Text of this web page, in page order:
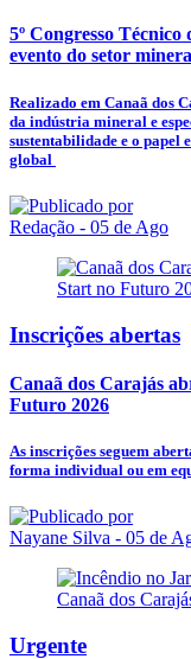
5º Congresso
evento do setor
Realizado em Canaã dos
da indústria mineral e
sustentabilidade e o papel
global
Redação - 05 de Ago
Inscrições abertas
Canaã dos Carajás
Futuro 2026
As inscrições seguem
forma individual ou em
Nayane Silva - 05 de
Urgente